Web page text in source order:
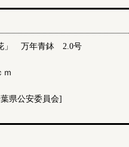
万年青鉢 2.0号
ｍ
県公安委員会]